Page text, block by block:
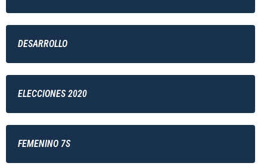
DESARROLLO
ELECCIONES 2020
FEMENINO 7S